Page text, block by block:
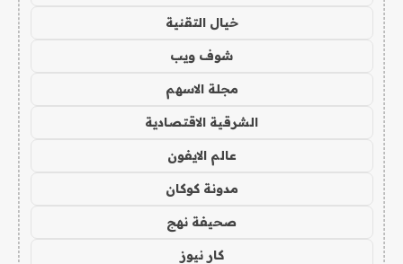
خيال التقنية
شوف ويب
مجلة الاسهم
الشرقية الاقتصادية
عالم الايفون
مدونة كوكان
صحيفة نهج
كار نيوز